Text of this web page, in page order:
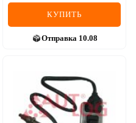
КУПИТЬ
Отправка 10.08